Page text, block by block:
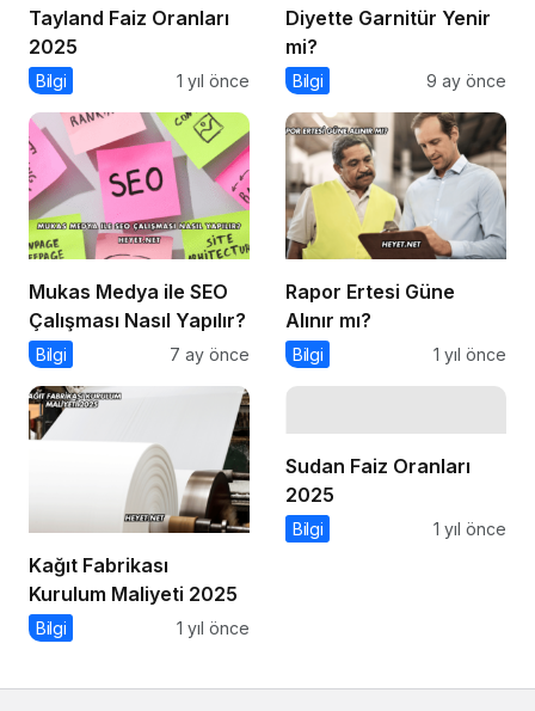
Tayland Faiz Oranları
2025
Bilgi 1 yıl önce
Diyette Garnitür Yenir
mi?
Bilgi 9 ay önce
Mukas Medya ile SEO
Çalışması Nasıl Yapılır?
Bilgi 7 ay önce
Rapor Ertesi Güne
Alınır mı?
Bilgi 1 yıl önce
Kağıt Fabrikası
Kurulum Maliyeti 2025
Bilgi 1 yıl önce
Sudan Faiz Oranları
2025
Bilgi 1 yıl önce